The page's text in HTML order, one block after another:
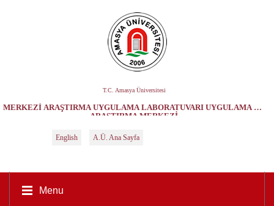
T.C. Amasya Üniversitesi
MERKEZI ARAŞTIRMA UYGULAMA LABORATUVARI UYGULAMA VE
ARAŞTIRMA MERKEZI
English A.Ü. Ana Sayfa
Menu